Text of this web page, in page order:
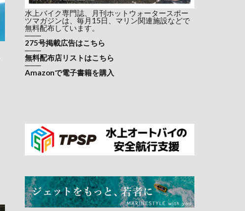
水上バイク専門誌、月刊ホットウォータースポー
ツマガジンは、毎月15日、マリン関連施設などで
無料配布しています。
───
275号掲載広告はこちら
───
無料配布店リストはこちら
───
Amazonで電子書籍を購入